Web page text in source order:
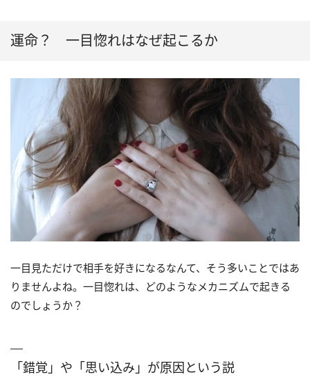
運命？ 一目惚れはなぜ起こるか
一目見ただけで相手を好きになるなんて、そう多いことではあ
りませんよね。一目惚れは、どのようなメカニズムで起きる
のでしょうか？
「錯覚」や「思い込み」が原因という説